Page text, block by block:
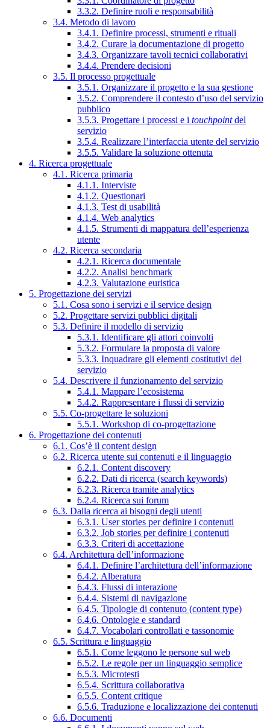
3.3.2. Definire ruoli e responsabilità
3.4. Metodo di lavoro
3.4.1. Definire processi, strumenti e rituali
3.4.2. Curare la documentazione di progetto
3.4.3. Organizzare tavoli tecnici collaborativi
3.4.4. Prendere decisioni
3.5. Il processo progettuale
3.5.1. Organizzare il progetto e la sua gestione
3.5.2. Comprendere il contesto d’uso del servizio
pubblico
3.5.3. Progettare i processi e i touchpointdel
servizio
3.5.4. Realizzare l’interfaccia utente del servizio
3.5.5. Validare la soluzione ottenuta
4. Ricerca progettuale
4.1. Ricerca primaria
4.1.1. Interviste
4.1.2. Questionari
4.1.3. Test di usabilità
4.1.4. Web analytics
4.1.5. Strumenti di mappatura dell’esperienza
utente
4.2. Ricerca secondaria
4.2.1. Ricerca documentale
4.2.2. Analisi benchmark
4.2.3. Valutazione euristica
5. Progettazione dei servizi
5.1. Cosa sono i servizi e il service design
5.2. Progettare servizi pubblici digitali
5.3. Definire il modello di servizio
5.3.1. Identificare gli attori coinvolti
5.3.2. Formulare la proposta di valore
5.3.3. Inquadrare gli elementi costitutivi del
servizio
5.4. Descrivere il funzionamento del servizio
5.4.1. Mappare l’ecosistema
5.4.2. Rappresentare i flussi di servizio
5.5. Co-progettare le soluzioni
5.5.1. Workshop di co-progettazione
6. Progettazione dei contenuti
6.1. Cos’è il content design
6.2. Ricerca utente sui contenuti e il linguaggio
6.2.1. Content discovery
6.2.2. Dati di ricerca (search keywords)
6.2.3. Ricerca tramite analytics
6.2.4. Ricerca sui forum
6.3. Dalla ricerca ai bisogni degli utenti
6.3.1. User stories per definire i contenuti
6.3.2. Job stories per definire i contenuti
6.3.3. Criteri di accettazione
6.4. Architettura dell’informazione
6.4.1. Definire l’architettura dell’informazione
6.4.2. Alberatura
6.4.3. Flussi di interazione
6.4.4. Sistemi di navigazione
6.4.5. Tipologie di contenuto (content type)
6.4.6. Ontologie e standard
6.4.7. Vocabolari controllati e tassonomie
6.5. Scrittura e linguaggio
6.5.1. Come leggono le persone sul web
6.5.2. Le regole per un linguaggio semplice
6.5.3. Microtesti
6.5.4. Scrittura collaborativa
6.5.5. Content critique
6.5.6. Traduzione e localizzazione dei contenuti
6.6. Documenti